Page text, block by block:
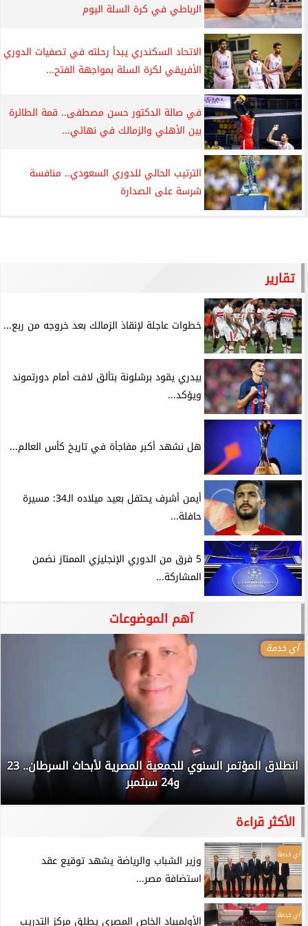
الرباطي في كرة السلة اليوم
الاتحاد السكندري يبدأ رحلته في تصفيات الدوري
الأفريقي لكرة السلة بمواجهة الفتح...
في صالة الدكتور حسن مصطفى.. قمة الطائرة
بين الأهلي والزمالك في نهائي...
الترتيب الحالي للدوري السعودي.. منافسة
شرسة على الصدارة
تقارير
خطوات عاجلة لإنقاذ الزمالك بعد خروجه من ربع...
بيدري يقود برشلونة بتألق لافت أمام دورتموند
ويؤكد...
هل نشهد أكبر مفاجأة في تاريخ كأس العالم...
أيمن أشرف يحتفل بعيد ميلاده الـ34: مسيرة
حافلة...
5 فرق من الدوري الإنجليزي الممتاز نضمن
المشاركة...
آهم الموضوعات
أي خدمة
انطلاق المؤتمر السنوي للجمعية المصرية لأبحاث السرطان.. 23
و24 سبتمبر
الأكثر قراءة
أي خدمة
وزير الشباب والرياضة يشهد توقيع عقد
استضافة مصر...
أي خدمة الأولمبياد الخاص المصري يطلق مركز التدريب